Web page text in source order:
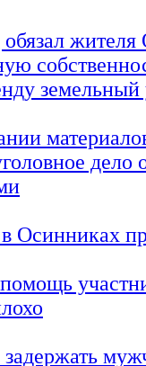
земельный
дело
в Осинниках